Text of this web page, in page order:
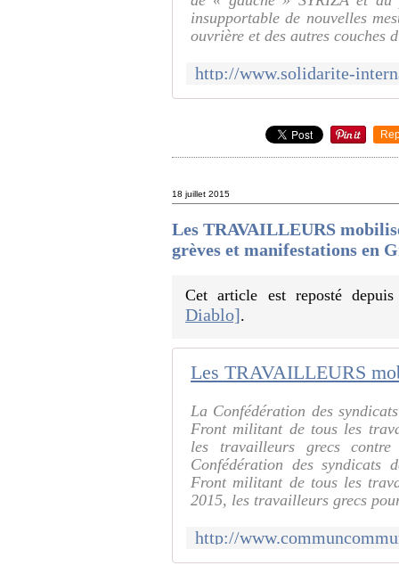
insupportable de nouvelles
ouvrière et des autres couches
18 juillet 2015
Les TRAVAILLEURS
grèves et manifestations en
Cet article est reposté
Diablo].
La Confédération des
Front militant de tous les
les travailleurs grecs
Confédération des syndicats
Front militant de tous les
2015, les travailleurs grecs